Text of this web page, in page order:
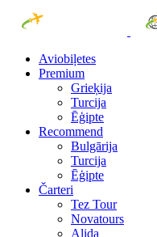
Aviobiļetes
Premium
Grieķija
Turcija
Ēģipte
Recommend
Bulgārija
Turcija
Ēģipte
Čarteri
Tez Tour
Novatours
Alida